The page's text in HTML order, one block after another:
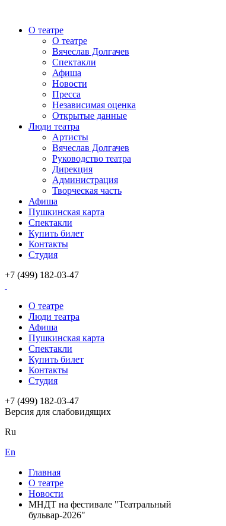
О театре
О театре
Вячеслав Долгачев
Спектакли
Афиша
Новости
Пресса
Независимая оценка
Открытые данные
Люди театра
Артисты
Вячеслав Долгачев
Руководство театра
Дирекция
Администрация
Творческая часть
Афиша
Пушкинская карта
Спектакли
Купить билет
Контакты
Студия
+7 (499) 182-03-47
О театре
Люди театра
Афиша
Пушкинская карта
Спектакли
Купить билет
Контакты
Студия
+7 (499) 182-03-47
Версия для слабовидящих
Ru
En
Главная
О театре
Новости
МНДТ на фестивале "Театральный
бульвар-2026"